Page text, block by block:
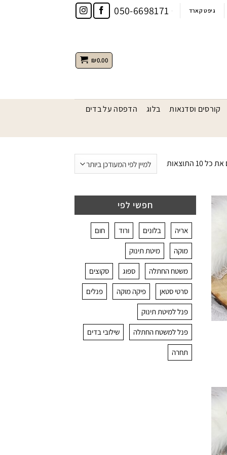
גיפט קארד 050-6698171
₪0.00
קורסים וסדנאות בלוג הדפסה על בדים
⁦10⁩ התוצאות
ממוין
לפי
העדכני
ביותר
חפשי לפי
אריה בלונים ורוד חום
מוקה מיטת תינוק
משטח החתלה ספוג סקוצים
סרטי סטאן פיקה מוקה פנלים
פנל למיטת תינוק
פנל למשטח החתלה שילובי בדים
תחרה